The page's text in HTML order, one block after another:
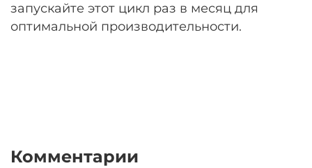
запускайте этот цикл раз в месяц для
оптимальной производительности.
Комментарии